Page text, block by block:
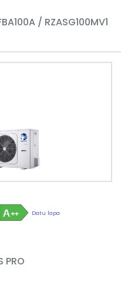
/ RZASG100MV1
Datu lapa
PRO